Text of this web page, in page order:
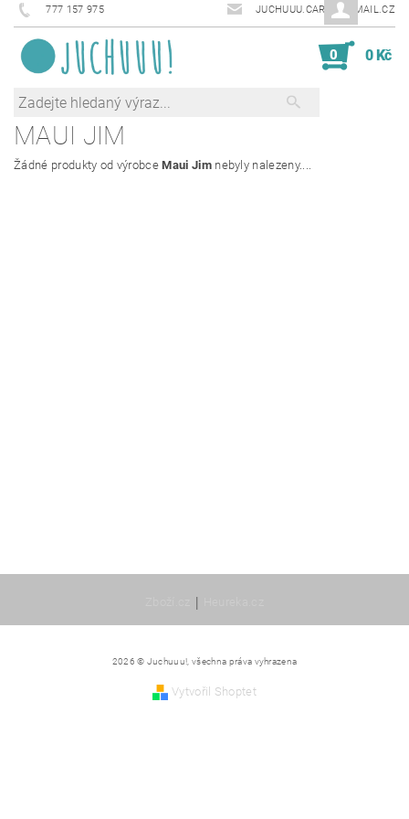
777 157 975 JUCHUUU.CARDS@EMAIL.CZ
0 0 Kč
MAUI JIM
Žádné produkty od výrobceMaui Jimnebyly nalezeny....
|
2026 © Juchuuu!, všechna práva vyhrazena
Vytvořil Shoptet